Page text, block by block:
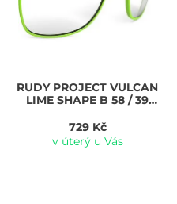
RUDY PROJECT VULCAN
LIME SHAPE B 58 / 39
729 Kč
v úterý u Vás